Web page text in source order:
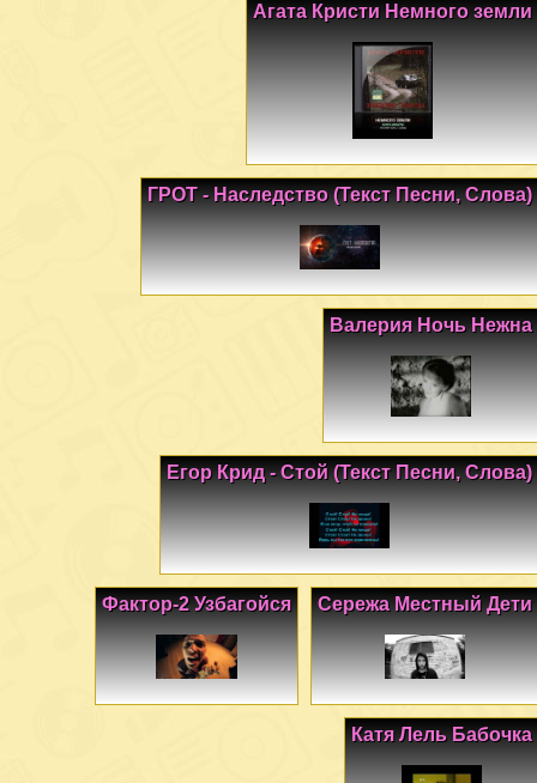
Агата Кристи Немного земли
ГРОТ - Наследство (Текст Песни, Слова)
Валерия Ночь Нежна
Егор Крид - Стой (Текст Песни, Слова)
Сережа Местный Дети
Фактор-2 Узбагойся
Катя Лель Бабочка